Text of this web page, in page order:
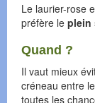
Le laurier-rose
préfère le plein
Quand ?
Il vaut mieux
créneau entre
toutes les